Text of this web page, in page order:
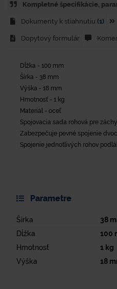
Kompletné špecifikácie,
Dokumenty k stiahnutiu (1)
Dopytový formulár
Dĺžka - 100 mm
Šírka - 38 mm
Výška - 18 mm
Hmotnosť - 1 kg
Materiál - oceľ
Spojovacia sada rohová pre
Zabezpečuje pevné spojenie
Spojenie jednotlivých rohov
Parametre
Šírka 38
Dĺžka
100
Hmotnosť
1kg
Výška
18